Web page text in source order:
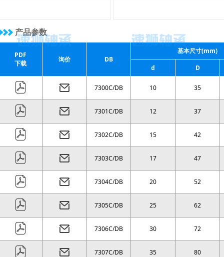
( 94 )mm
( 100 )mm ( 110 )mm
mm
( 136 )
产品参数
PDF
下载
询价 DB
基本尺寸(mm)
d
D
7300C/DB 10 35
7301C/DB 12 37
7302C/DB 15 42
7303C/DB 17 47
7304C/DB 20 52
7305C/DB 25 62
7306C/DB 30 72
7307C/DB 35 80